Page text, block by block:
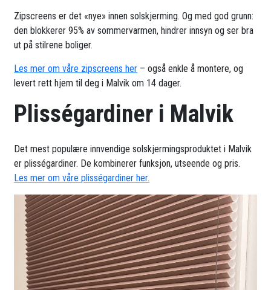
Zipscreens er det «nye» innen solskjerming. Og med god grunn:
den blokkerer 95% av sommervarmen, hindrer innsyn og ser bra
ut på stilrene boliger.
Les mer om våre zipscreens her – også enkle å montere, og
levert rett hjem til deg i Malvik om 14 dager.
Plisségardiner i Malvik
Det mest populære innvendige solskjermingsproduktet i Malvik
er plisségardiner. De kombinerer funksjon, utseende og pris.
Les mer om våre plisségardiner her.